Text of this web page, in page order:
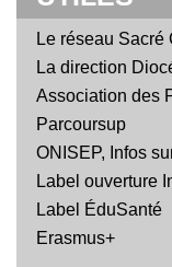
Le réseau Sacré
La direction
Association des
Parcoursup
ONISEP, Infos
Label ouverture
Label ÉduSanté
Erasmus+